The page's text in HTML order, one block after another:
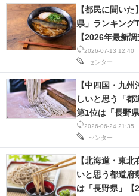
進化するPCとデバイスの未来
好きが集まる 比べて選べる
ビジネスと働き方のヒント
AI活用のいまが分かる
企業ITのトレンドを詳説
経営リーダーのコミュニティ
マーケ×ITの今がよく分かる
ITエンジニア向け専門サイト
2026-07-13 12:40
センター
【都民に聞い
県」ランキング
【2026年最新調
2026-06-24 21:35
センター
【中四国・九
しいと思う「
第1位は「長野
【北海道・東
いと思う都道
は「長野県」【